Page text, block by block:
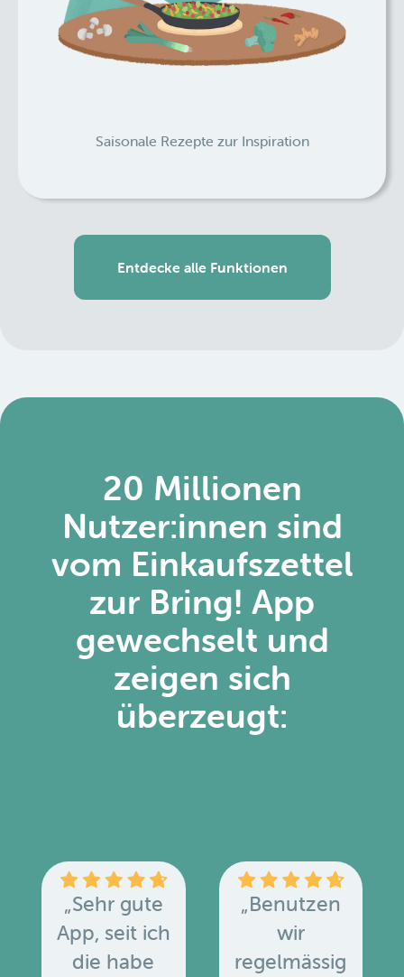
Saisonale Rezepte zur Inspiration
Entdecke alle Funktionen
20 Millionen
Nutzer:innen sind
vom Einkaufszettel
zur Bring! App
gewechselt und
zeigen sich
überzeugt:
„Sehr gute
App, seit ich
die habe
„Benutzen
wir
regelmässig